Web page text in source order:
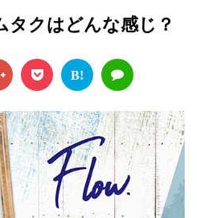
タクはどんな感じ？
B!